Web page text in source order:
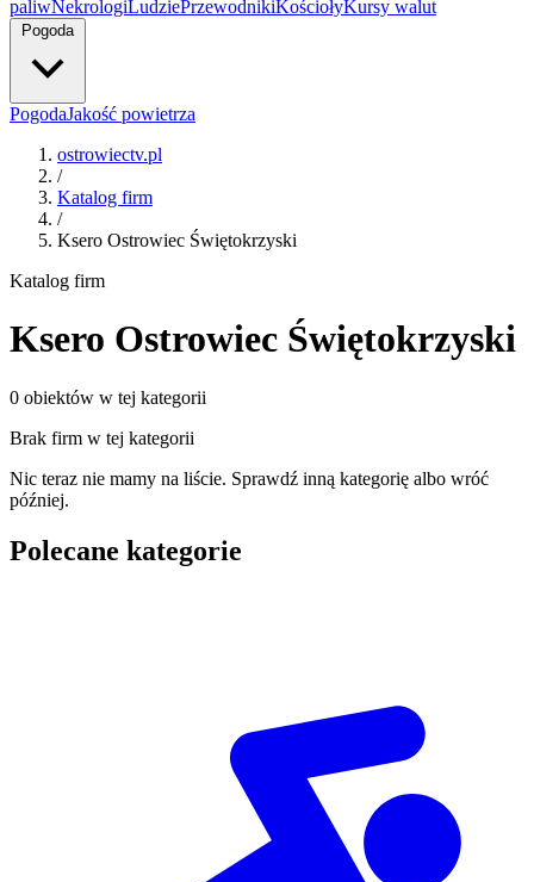
paliwNekrologiLudziePrzewodnikiKościołyKursy walut
Pogoda
PogodaJakość powietrza
ostrowiectv.pl
/
Katalog firm
/
Ksero Ostrowiec Świętokrzyski
Katalog firm
Ksero Ostrowiec Świętokrzyski
0 obiektów w tej kategorii
Brak firm w tej kategorii
Nic teraz nie mamy na liście. Sprawdź inną kategorię albo wróć
później.
Polecane kategorie